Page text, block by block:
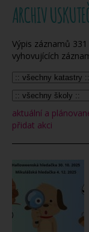
ARCHIV
Výpis záznamů 331
vyhovujících
aktuální a
přidat akci